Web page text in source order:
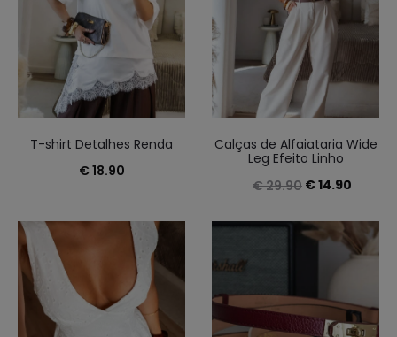
T-shirt Detalhes Renda
€ 18.90
Calças de Alfaiataria Wide
Leg Efeito Linho
€29.90 O
original
€14.90
atual
é: